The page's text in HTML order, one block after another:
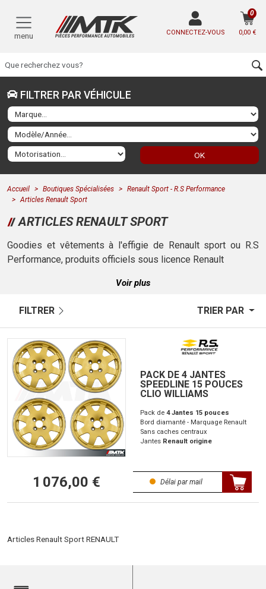
menu CONNECTEZ-VOUS 0,00 €
0
FILTRER PAR VÉHICULE
OK
Accueil Boutiques Spécialisées
Renault Sport - R.S Performance
Articles Renault Sport
ARTICLES RENAULT SPORT
Goodies et vêtements à l'effigie de Renault sport ou R.S
Performance, produits officiels sous licence Renault
Voir plus
FILTRER TRIER PAR
PACK DE 4 JANTES
SPEEDLINE 15 POUCES
CLIO WILLIAMS
Pack de 4 Jantes 15 pouces
Bord diamanté - Marquage Renault
Sans caches centraux
Jantes Renault origine
1 076,00 € Délai par mail
Articles Renault Sport RENAULT